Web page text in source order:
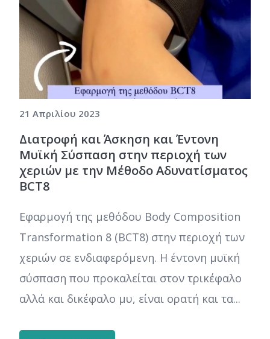
21 Απριλίου 2023
Διατροφή και Άσκηση και Έντονη
Μυϊκή Σύσπαση στην περιοχή των
χεριών με την Μέθοδο Αδυνατίσματος
BCT8
Εφαρμογή της μεθόδου Body Composition
Transformation 8 (BCT8) στην περιοχή των
χεριών σε ενδιαφερόμενη. Η έντονη μυϊκή
σύσπαση που προκαλείται στον τρικέφαλο
αλλά και δικέφαλο μυ, είναι ορατή και τα...